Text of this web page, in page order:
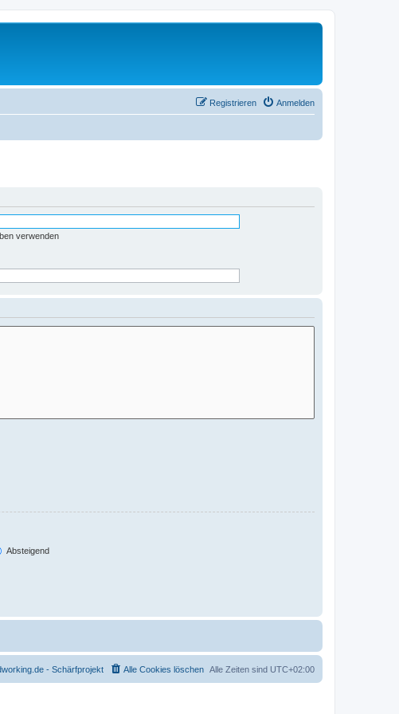
Anmelden
Registrieren
verwenden
Absteigend
Alle Zeiten sind UTC+02:00
Alle Cookies löschen
- Schärfprojekt